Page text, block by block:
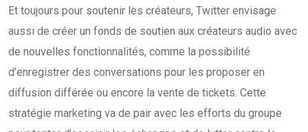
Et toujours pour soutenir les créateurs, Twitter envisage
aussi de créer un fonds de soutien aux créateurs audio avec
de nouvelles fonctionnalités, comme la possibilité
d’enregistrer des conversations pour les proposer en
diffusion différée ou encore la vente de tickets. Cette
stratégie marketing va de pair avec les efforts du groupe